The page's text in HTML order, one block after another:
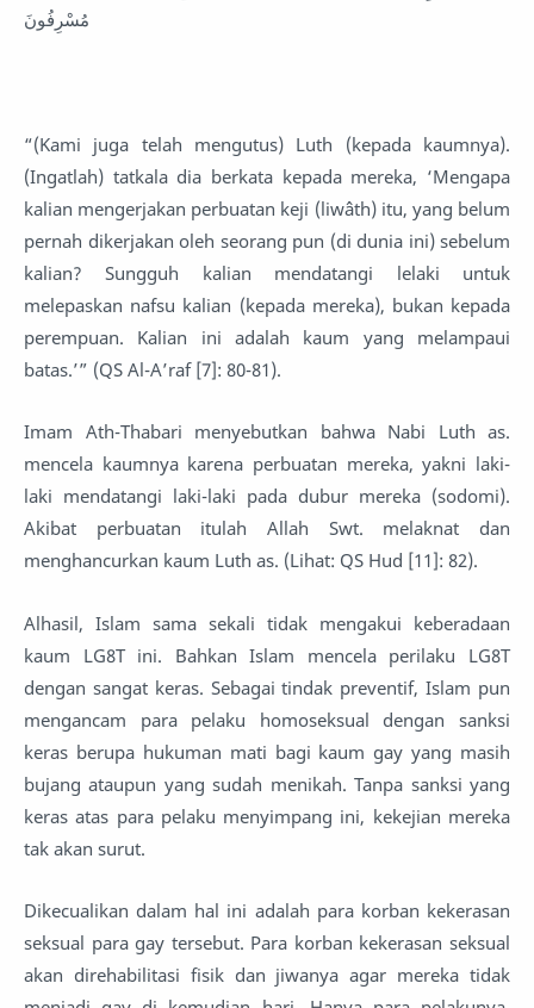
مُسْرِفُونَ
“(Kami juga telah mengutus) Luth (kepada kaumnya).
(Ingatlah) tatkala dia berkata kepada mereka, ‘Mengapa
kalian mengerjakan perbuatan keji (liwâth) itu, yang belum
pernah dikerjakan oleh seorang pun (di dunia ini) sebelum
kalian? Sungguh kalian mendatangi lelaki untuk
melepaskan nafsu kalian (kepada mereka), bukan kepada
perempuan. Kalian ini adalah kaum yang melampaui
batas.’” (QS Al-A’raf [7]: 80-81).
Imam Ath-Thabari menyebutkan bahwa Nabi Luth as.
mencela kaumnya karena perbuatan mereka, yakni laki-
laki mendatangi laki-laki pada dubur mereka (sodomi).
Akibat perbuatan itulah Allah Swt. melaknat dan
menghancurkan kaum Luth as. (Lihat: QS Hud [11]: 82).
Alhasil, Islam sama sekali tidak mengakui keberadaan
kaum LG8T ini. Bahkan Islam mencela perilaku LG8T
dengan sangat keras. Sebagai tindak preventif, Islam pun
mengancam para pelaku homoseksual dengan sanksi
keras berupa hukuman mati bagi kaum gay yang masih
bujang ataupun yang sudah menikah. Tanpa sanksi yang
keras atas para pelaku menyimpang ini, kekejian mereka
tak akan surut.
Dikecualikan dalam hal ini adalah para korban kekerasan
seksual para gay tersebut. Para korban kekerasan seksual
akan direhabilitasi fisik dan jiwanya agar mereka tidak